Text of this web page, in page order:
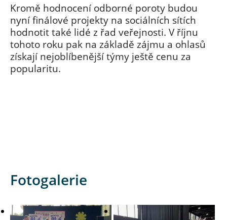
Kromě hodnocení odborné poroty budou
nyní finálové projekty na sociálních sítích
hodnotit také lidé z řad veřejnosti. V říjnu
tohoto roku pak na základě zájmu a ohlasů
získají nejoblíbenější týmy ještě cenu za
popularitu.
Fotogalerie